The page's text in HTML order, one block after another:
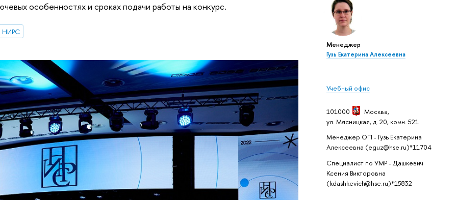
Менеджер
Гузь Екатерина Алексеевна
Учебный офис
101000 Москва,
ул. Мясницкая, д. 20, комн. 521
Менеджер ОП - Гузь Екатерина
Алексеевна (eguz@hse.ru)*11704
Специалист по УМР - Дашкевич
Ксения Викторовна
(kdashkevich@hse.ru)*15832
особенностях и сроках подачи работы на конкурс.
НИРС